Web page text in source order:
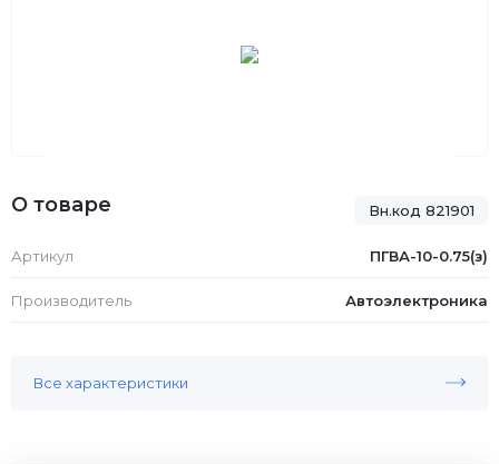
Вн.код 821901
О товаре
Артикул ПГВА-10-0.75(з)
Производитель Автоэлектроника
Все характеристики